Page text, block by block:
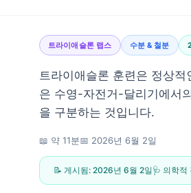
트라이애슬론 랩스 수분 & 철분
트라이애슬론 훈련은 정상
은 수영-자전거-달리기에서
을 구분하는 것입니다.
📖 약 11분📅 2026년 6월 2일
📝 게시됨: 2026년 6월 2일🩺 의학적